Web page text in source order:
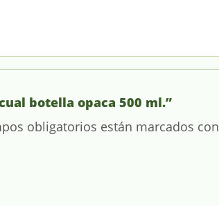
botella opaca 500 ml.”
obligatorios están marcados con